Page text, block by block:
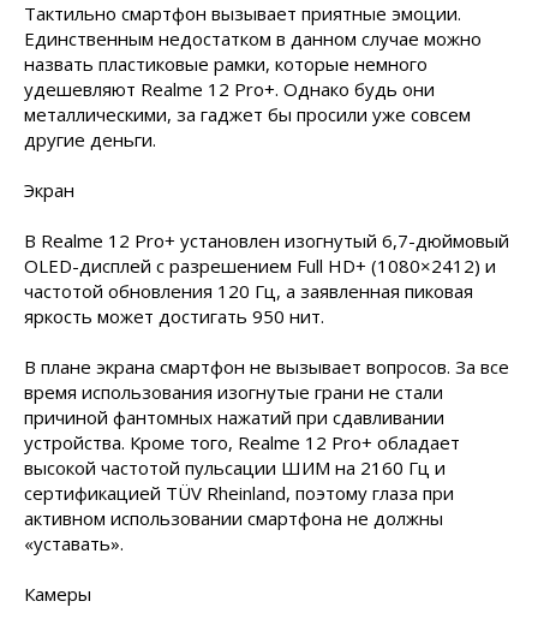
Тактильно смартфон вызывает приятные эмоции.
Единственным недостатком в данном случае можно
назвать пластиковые рамки, которые немного
удешевляют Realme 12 Pro+. Однако будь они
металлическими, за гаджет бы просили уже совсем
другие деньги.
Экран
В Realme 12 Pro+ установлен изогнутый 6,7-дюймовый
OLED-дисплей с разрешением Full HD+ (1080×2412) и
частотой обновления 120 Гц, а заявленная пиковая
яркость может достигать 950 нит.
В плане экрана смартфон не вызывает вопросов. За все
время использования изогнутые грани не стали
причиной фантомных нажатий при сдавливании
устройства. Кроме того, Realme 12 Pro+ обладает
высокой частотой пульсации ШИМ на 2160 Гц и
сертификацией TÜV Rheinland, поэтому глаза при
активном использовании смартфона не должны
«уставать».
Камеры